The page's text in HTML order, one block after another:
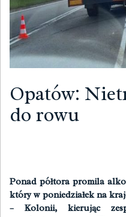
Opatów:
do rowu
Ponad półtora promila
który w poniedziałek na
– Kolonii, kierując